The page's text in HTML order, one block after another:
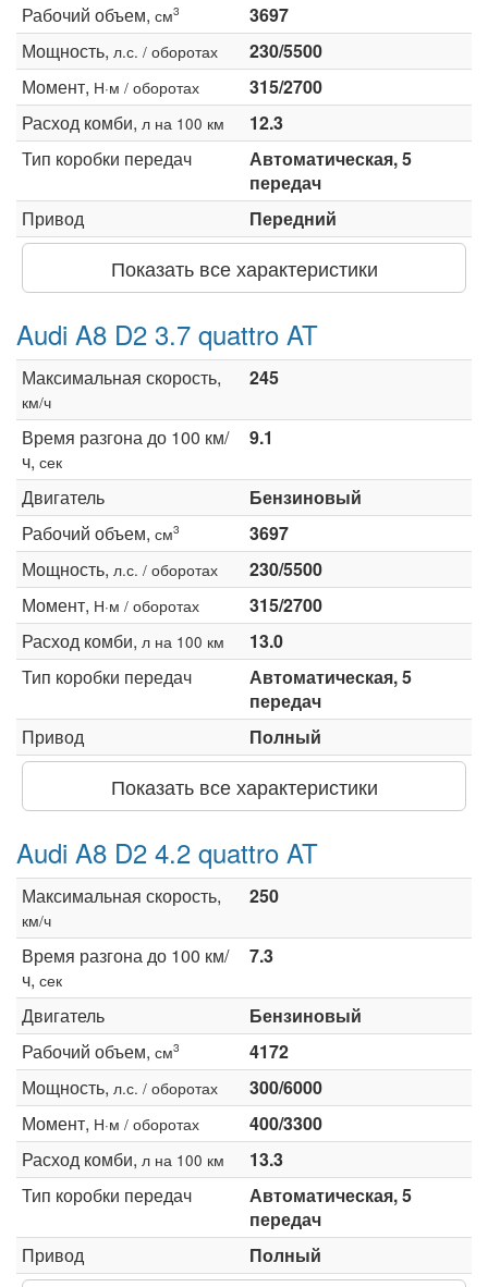
Рабочий объем, см3
3697
Мощность, л.с. / оборотах
230/5500
Момент, Н·м / оборотах
315/2700
Расход комби, л на 100 км
12.3
Тип коробки передач
Автоматическая, 5
передач
Привод
Передний
Показать все характеристики
Audi A8 D2 3.7 quattro AT
Максимальная скорость,
км/ч
245
Время разгона до 100 км/
ч, сек
9.1
Двигатель
Бензиновый
Рабочий объем, см3
3697
Мощность, л.с. / оборотах
230/5500
Момент, Н·м / оборотах
315/2700
Расход комби, л на 100 км
13.0
Тип коробки передач
Автоматическая, 5
передач
Привод
Полный
Показать все характеристики
Audi A8 D2 4.2 quattro AT
Максимальная скорость,
км/ч
250
Время разгона до 100 км/
ч, сек
7.3
Двигатель
Бензиновый
Рабочий объем, см3
4172
Мощность, л.с. / оборотах
300/6000
Момент, Н·м / оборотах
400/3300
Расход комби, л на 100 км
13.3
Тип коробки передач
Автоматическая, 5
передач
Привод
Полный